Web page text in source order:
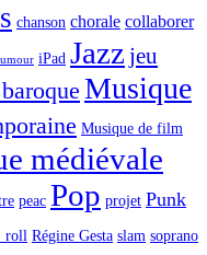
chanson chorale collaborer
iPad Jazz jeu
Musique
Musique de film
médiévale
peac Pop projet Punk
roll Régine Gesta slam soprano